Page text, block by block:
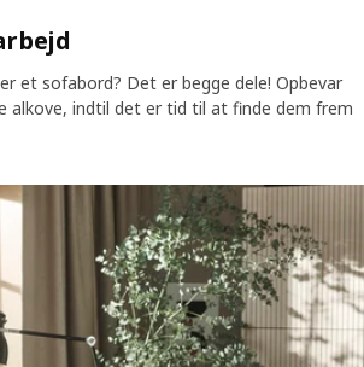
et sofabord? Det er begge dele! Opbevar
alkove, indtil det er tid til at finde dem frem